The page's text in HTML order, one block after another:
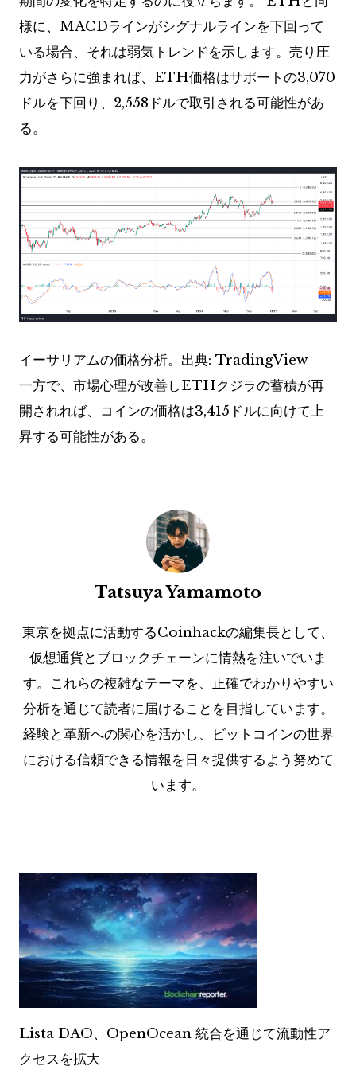
様に、MACDラインがシグナルラインを下回って
いる場合、それは弱気トレンドを示します。売り圧
力がさらに強まれば、ETH価格はサポートの3,070
ドルを下回り、2,558ドルで取引される可能性があ
る。
イーサリアムの価格分析。出典: TradingView
一方で、市場心理が改善しETHクジラの蓄積が再
開されれば、コインの価格は3,415ドルに向けて上
昇する可能性がある。
Tatsuya Yamamoto
東京を拠点に活動するCoinhackの編集長として、
仮想通貨とブロックチェーンに情熱を注いでいま
す。これらの複雑なテーマを、正確でわかりやすい
分析を通じて読者に届けることを目指しています。
経験と革新への関心を活かし、ビットコインの世界
における信頼できる情報を日々提供するよう努めて
います。
Lista DAO、OpenOcean 統合を通じて流動性ア
クセスを拡大